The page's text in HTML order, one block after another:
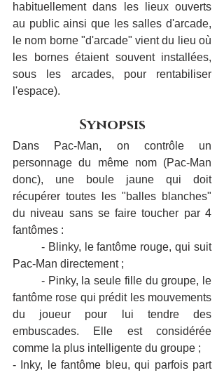
habituellement dans les lieux ouverts
au public ainsi que les salles d'arcade,
le nom borne "d'arcade" vient du lieu où
les bornes étaient souvent installées,
sous les arcades, pour rentabiliser
l'espace).
Synopsis
Dans Pac-Man, on contrôle un
personnage du même nom (Pac-Man
donc), une boule jaune qui doit
récupérer toutes les "balles blanches"
du niveau sans se faire toucher par 4
fantômes :
Pac-Man directement ;
fantôme rose qui prédit les mouvements
du joueur pour lui tendre des
embuscades. Elle est considérée
comme la plus intelligente du groupe ;
- Inky, le fantôme bleu, qui parfois part